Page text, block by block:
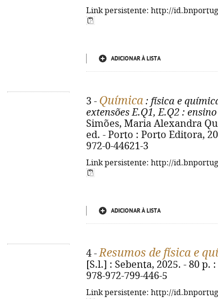
Link persistente: http://
ADICIONAR À LISTA
3 - Química : física e
extensões E.Q1, E.Q2 :
Simões, Maria Alexandra
ed. - Porto : Porto Editora,
972-0-44621-3
Link persistente: http://
ADICIONAR À LISTA
4 -Resumos de física e
[S.l.] : Sebenta, 2025. - 80 p.
978-972-799-446-5
Link persistente: http://